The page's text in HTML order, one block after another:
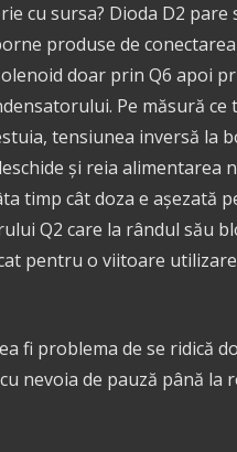
cu sursa? Dioda D2 pare
produse de
doar prin Q6 apoi
Pe măsură
tensiunea inversă la
și reia alimentarea
timp cât doza e așezată
Q2 care la rândul său
pentru o viitoare
fi problema de se ridică
nevoia de pauză până